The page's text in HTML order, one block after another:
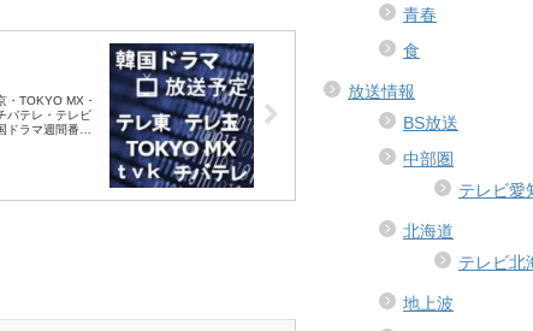
・TOKYO MX・
バテレ・テレビ
ドラマ週間番組
青春
食
放送情報
BS放送
中部圏
テレビ愛
北海道
テレビ北
地上波